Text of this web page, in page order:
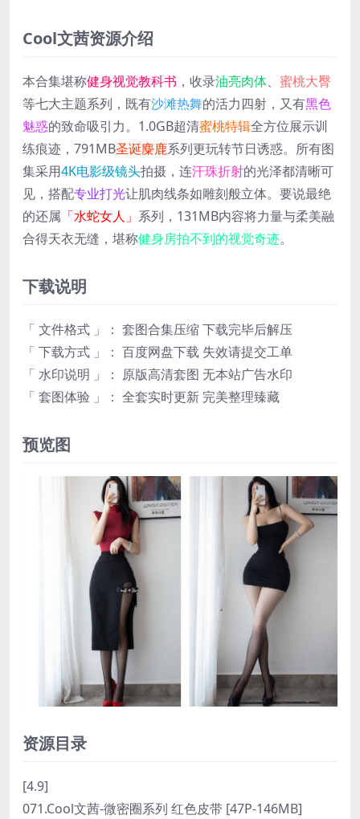
Cool文茜资源介绍
本合集堪称健身视觉教科书 ，收录油亮肉体、 蜜桃大臀
等七大主题系列，既有沙滩热舞的活力四射，又有黑色
魅惑的致命吸引力。1.0GB超清蜜桃特辑全方位展示训
练痕迹，791MB圣诞麋鹿系列更玩转节日诱惑。所有图
集采用4K电影级镜头拍摄，连汗珠折射的光泽都清晰可
见，搭配专业打光让肌肉线条如雕刻般立体。要说最绝
的还属 「水蛇女人」 系列，131MB内容将力量与柔美融
合得天衣无缝，堪称健身房拍不到的视觉奇迹。
下载说明
「 文件格式 」： 套图合集压缩 下载完毕后解压
「 下载方式 」： 百度网盘下载 失效请提交工单
「 水印说明 」： 原版高清套图 无本站广告水印
「 套图体验 」： 全套实时更新 完美整理臻藏
预览图
资源目录
[4.9]
071.Cool文茜-微密圈系列 红色皮带 [47P-146MB]